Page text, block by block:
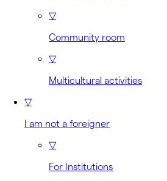
▽
Community room
▽
Multicultural activities
▽
I am not a foreigner
▽
For Institutions